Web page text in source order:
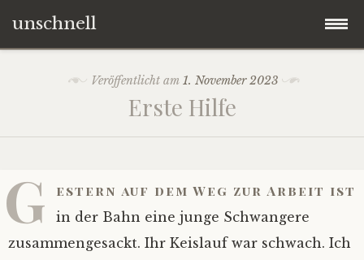
unschnell
Verba
Veröffentlicht am 1. November 2023
Erste Hilfe
G estern auf dem Weg zur Arbeit ist
in der Bahn eine junge Schwangere
zusammengesackt. Ihr Keislauf war schwach. Ich